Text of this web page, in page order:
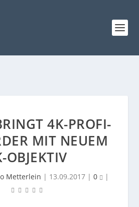
4K-PROFI-
MIT NEUEM
OBJEKTIV
Metterlein | 13.09.2017 | 0 |